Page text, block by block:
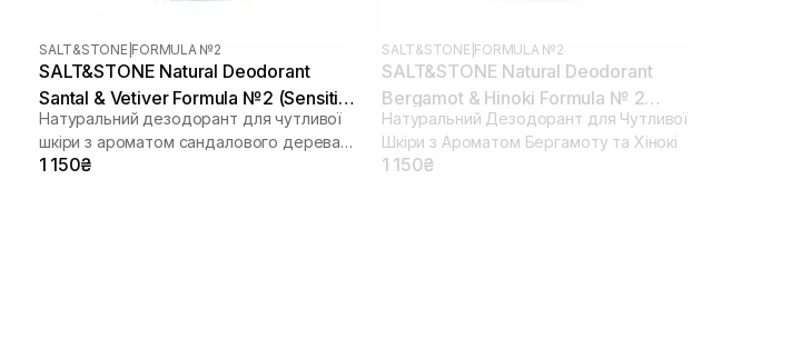
SALT&STONE FORMULA №2
SALT&STONE Natural Deodorant
Santal & Vetiver Formula №2 (Sensitive
Skin) 75 г
Натуральний дезодорант для чутливої
шкіри з ароматом сандалового дерева
та ветиверу
1 150₴
SALT&STONE FORMULA №2
SALT&STONE Natural Deodorant
Bergamot & Hinoki Formula № 2
(Sensitive Skin) 75 г
Натуральний Дезодорант для Чутливої
Шкіри з Ароматом Бергамоту та Хінокі
1 150₴